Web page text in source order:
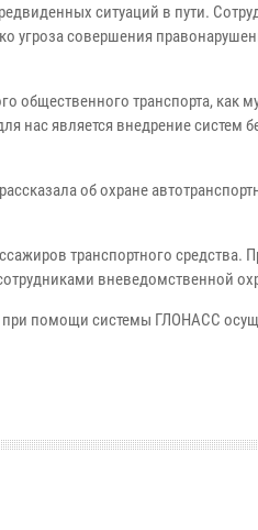
ситуаций в пути.
угроза совершения
общественного транспорта, как
нас является внедрение систем
об охране
транспортного средства.
вневедомственной
помощи системы ГЛОНАСС